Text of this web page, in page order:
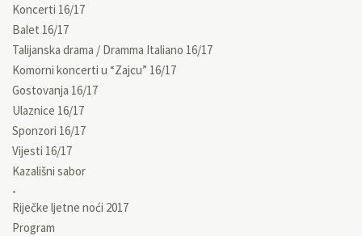
Koncerti 16/17
Balet 16/17
Talijanska drama / Dramma Italiano 16/17
Komorni koncerti u “Zajcu” 16/17
Gostovanja 16/17
Ulaznice 16/17
Sponzori 16/17
Vijesti 16/17
Kazališni sabor
Riječke ljetne noći 2017
Program